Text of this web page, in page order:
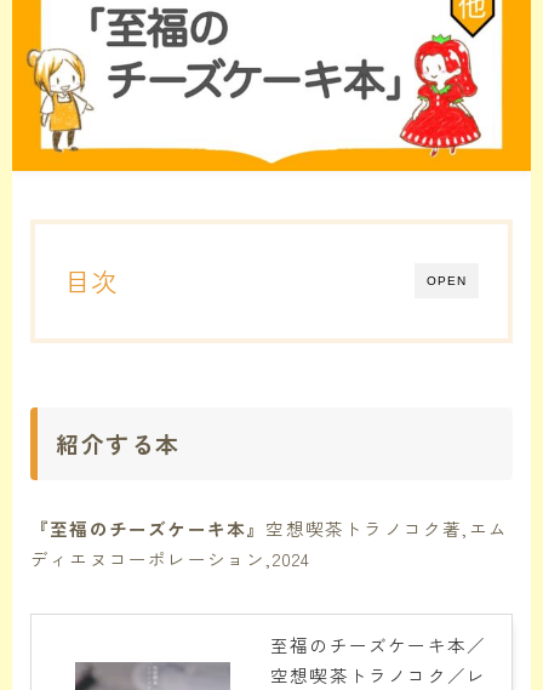
OPEN
目次
紹介する本
『至福のチーズケーキ本』 空想喫茶トラノコク著,エム
ディエヌコーポレーション,2024
至福のチーズケーキ本／
空想喫茶トラノコク／レ